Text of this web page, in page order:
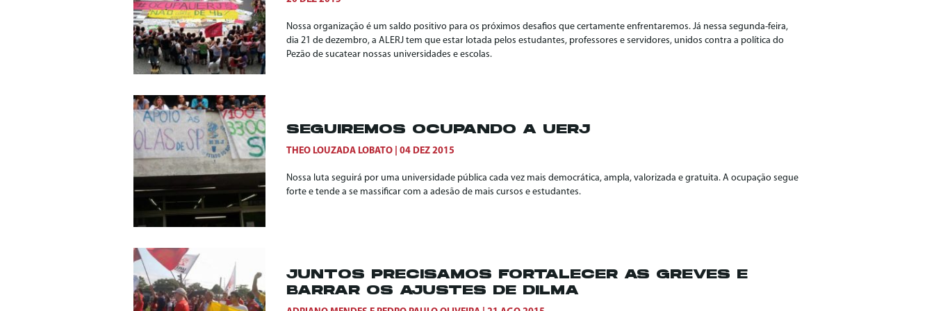
Nossa organização é um saldo positivo para os próximos desafios que certamente enfrentaremos. Já nessa segunda-feira,
dia 21 de dezembro, a ALERJ tem que estar lotada pelos estudantes, professores e servidores, unidos contra a política do
Pezão de sucatear nossas universidades e escolas.
SEGUIREMOS OCUPANDO A UERJ
THEO LOUZADA LOBATO 04 DEZ 2015
Nossa luta seguirá por uma universidade pública cada vez mais democrática, ampla, valorizada e gratuita. A ocupação segue
forte e tende a se massificar com a adesão de mais cursos e estudantes.
JUNTOS PRECISAMOS FORTALECER AS GREVES E
BARRAR OS AJUSTES DE DILMA